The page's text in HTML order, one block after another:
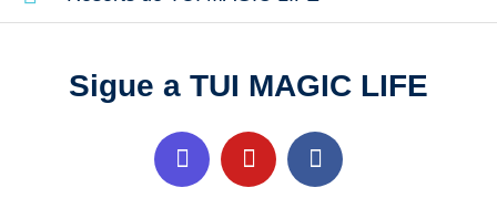
Sigue a TUI MAGIC LIFE